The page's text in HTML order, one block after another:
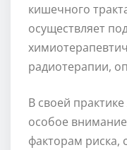
кишечного
осуществляет
радиотерапии,
В своей
особое
факторам риска,